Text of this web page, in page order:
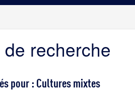
recherche
pour : Cultures mixtes